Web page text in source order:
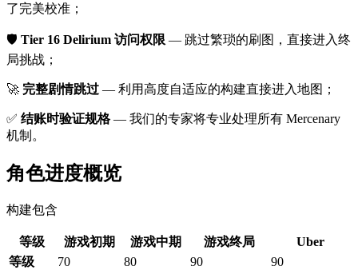
了完美校准；
🛡️ Tier 16 Delirium 访问权限 — 跳过繁琐的刷图，直接进入终
局挑战；
🚀 完整剧情跳过 — 利用高度自适应的构建直接进入地图；
✅ 结账时验证规格— 我们的专家将专业处理所有 Mercenary
机制。
角色进度概览
构建包含
等级 游戏初期 游戏中期 游戏终局
Uber
等级
70 80 90
90